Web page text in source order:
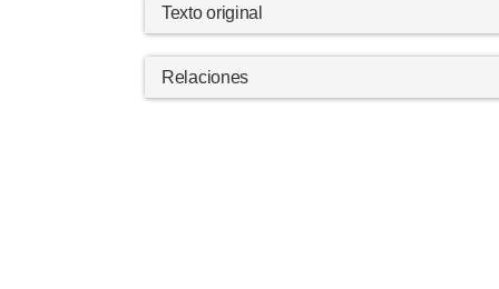
Texto original
Relaciones